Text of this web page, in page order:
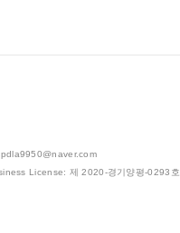
License: 제 2020-경기양평-0293호